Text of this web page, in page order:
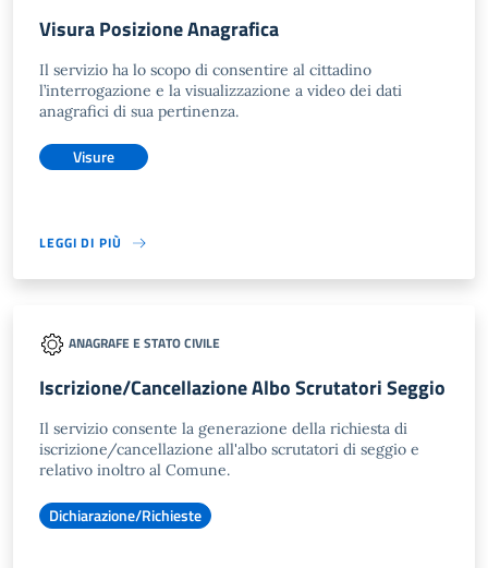
Visura Posizione Anagrafica
Il servizio ha lo scopo di consentire al cittadino
l’interrogazione e la visualizzazione a video dei dati
anagrafici di sua pertinenza.
Visure
LEGGI DI PIÙ
ANAGRAFE E STATO CIVILE
Iscrizione/Cancellazione Albo Scrutatori Seggio
Il servizio consente la generazione della richiesta di
iscrizione/cancellazione all'albo scrutatori di seggio e
relativo inoltro al Comune.
Dichiarazione/Richieste